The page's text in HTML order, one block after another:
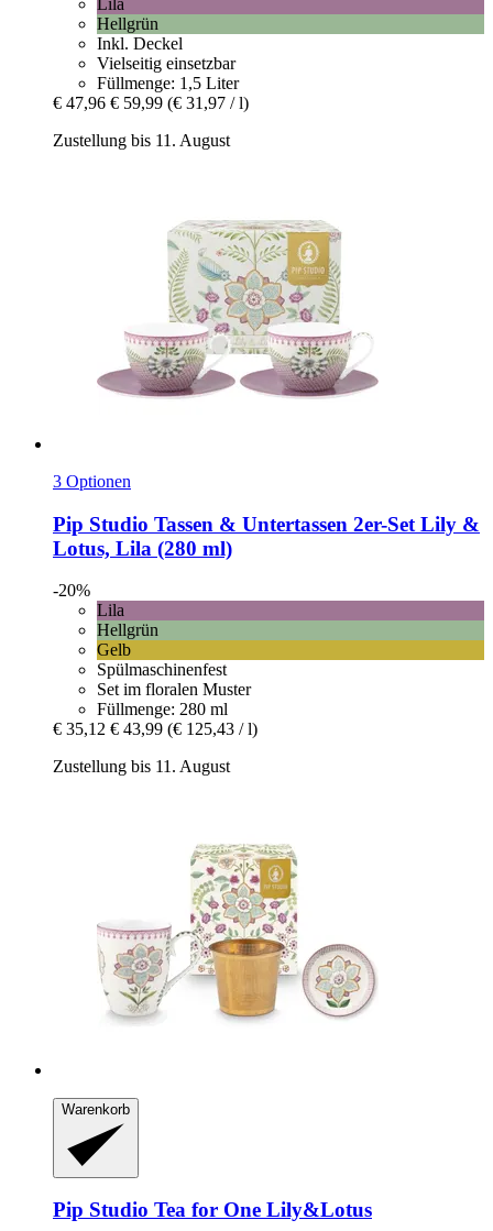
Hellgrün
Inkl. Deckel
Vielseitig einsetzbar
Füllmenge: 1,5 Liter
€ 47,96 € 59,99 (€ 31,97 / l)
Zustellung bis 11. August
3 Optionen
Pip Studio Tassen & Untertassen 2er-​Set Lily &
Lotus, Lila (280 ml)
-20%
Lila
Hellgrün
Gelb
Spülmaschinenfest
Set im floralen Muster
Füllmenge: 280 ml
€ 35,12 € 43,99 (€ 125,43 / l)
Zustellung bis 11. August
Warenkorb
Pip Studio Tea for One Lily&Lotus